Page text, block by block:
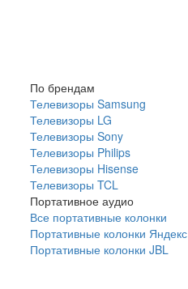
По брендам
Телевизоры Samsung
Телевизоры LG
Телевизоры Sony
Телевизоры Philips
Телевизоры Hisense
Телевизоры TCL
Портативное аудио
Все портативные колонки
Портативные колонки Яндекс
Портативные колонки JBL